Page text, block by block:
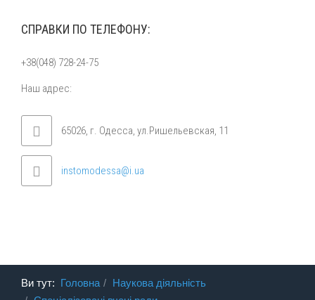
СПРАВКИ ПО ТЕЛЕФОНУ:
+38(048) 728-24-75
Наш адрес:
65026, г. Одесса, ул.Ришельевская, 11
instomodessa@i.ua
Ви тут: Головна
Наукова діяльність